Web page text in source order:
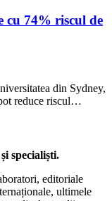
cu 74% riscul de
din Sydney,
reduce riscul…
specialiști.
editoriale
ultimele